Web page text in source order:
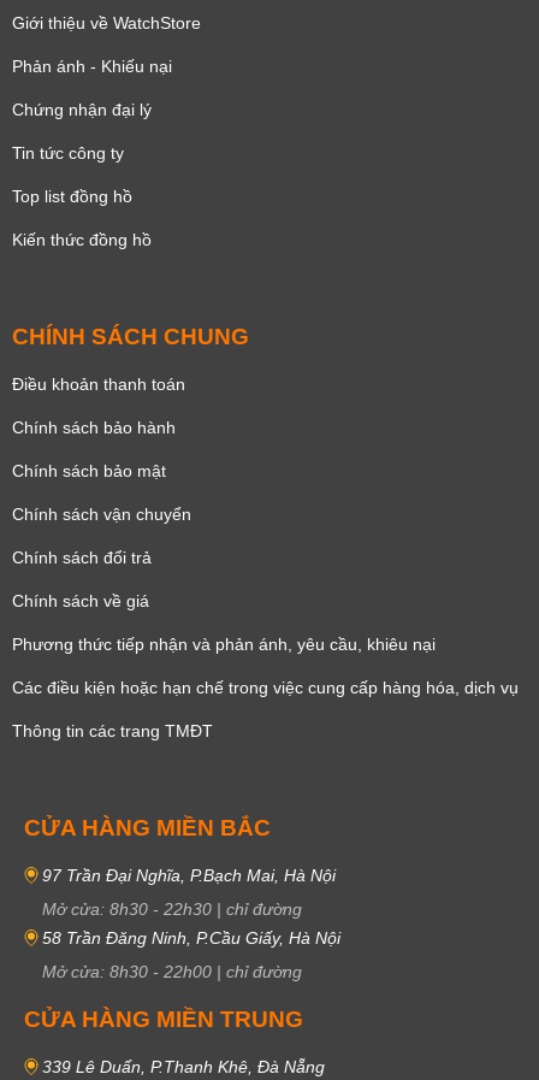
Giới thiệu về WatchStore
Phản ánh - Khiếu nại
Chứng nhận đại lý
Tin tức công ty
Top list đồng hồ
Kiến thức đồng hồ
CHÍNH SÁCH CHUNG
Điều khoản thanh toán
Chính sách bảo hành
Chính sách bảo mật
Chính sách vận chuyển
Chính sách đổi trả
Chính sách về giá
Phương thức tiếp nhận và phản ánh, yêu cầu, khiêu nại
Các điều kiện hoặc hạn chế trong việc cung cấp hàng hóa, dịch vụ
Thông tin các trang TMĐT
CỬA HÀNG MIỀN BẮC
97 Trần Đại Nghĩa, P.Bạch Mai, Hà Nội
Mở cửa: 8h30 - 22h30 | chỉ đường
58 Trần Đăng Ninh, P.Cầu Giấy, Hà Nội
Mở cửa: 8h30 - 22h00 | chỉ đường
CỬA HÀNG MIỀN TRUNG
339 Lê Duẩn, P.Thanh Khê, Đà Nẵng